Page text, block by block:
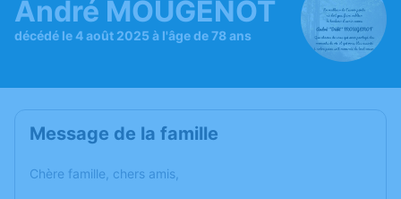
André MOUGENOT
décédé le 4 août 2025 à l'âge de 78 ans
Message de la famille
Chère famille, chers amis,